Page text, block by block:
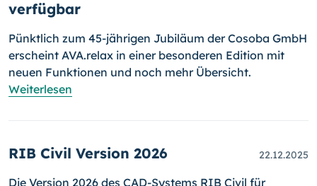
verfügbar
Pünktlich zum 45-jährigen Jubiläum der Cosoba GmbH
erscheint AVA.relax in einer besonderen Edition mit
neuen Funktionen und noch mehr Übersicht.
Weiterlesen
RIB Civil Version 2026 22.12.2025
Die Version 2026 des CAD-Systems RIB Civil für